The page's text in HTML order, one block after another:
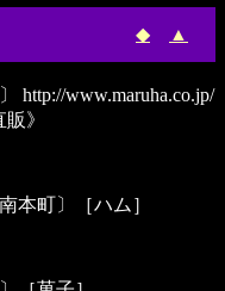
◆ ▲
http://www.maruha.co.jp/
》
本町〕［ハム］